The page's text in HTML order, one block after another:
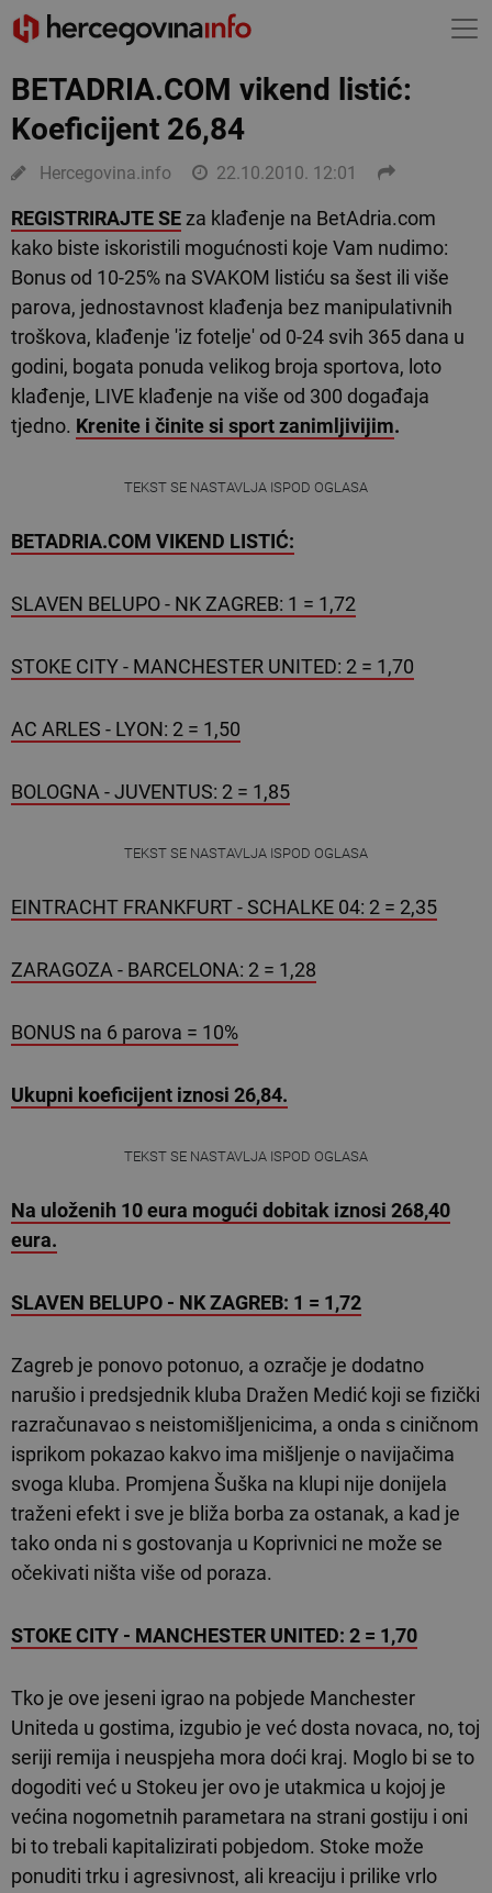
BETADRIA.COM vikend listić:
Koeficijent 26,84
Hercegovina.info 22.10.2010. 12:01
REGISTRIRAJTE SE za klađenje na BetAdria.com
kako biste iskoristili mogućnosti koje Vam nudimo:
Bonus od 10-25% na SVAKOM listiću sa šest ili više
parova, jednostavnost klađenja bez manipulativnih
troškova, klađenje 'iz fotelje' od 0-24 svih 365 dana u
godini, bogata ponuda velikog broja sportova, loto
klađenje, LIVE klađenje na više od 300 događaja
tjedno. Krenite i činite si sport zanimljivijim.
TEKST SE NASTAVLJA ISPOD OGLASA
BETADRIA.COM VIKEND LISTIĆ:
SLAVEN BELUPO - NK ZAGREB: 1 = 1,72
STOKE CITY - MANCHESTER UNITED: 2 = 1,70
AC ARLES - LYON: 2 = 1,50
BOLOGNA - JUVENTUS: 2 = 1,85
TEKST SE NASTAVLJA ISPOD OGLASA
EINTRACHT FRANKFURT - SCHALKE 04: 2 = 2,35
ZARAGOZA - BARCELONA: 2 = 1,28
BONUS na 6 parova = 10%
Ukupni koeficijent iznosi 26,84.
TEKST SE NASTAVLJA ISPOD OGLASA
Na uloženih 10 eura mogući dobitak iznosi 268,40
eura.
SLAVEN BELUPO - NK ZAGREB: 1 = 1,72
Zagreb je ponovo potonuo, a ozračje je dodatno
narušio i predsjednik kluba Dražen Medić koji se fizički
razračunavao s neistomišljenicima, a onda s ciničnom
isprikom pokazao kakvo ima mišljenje o navijačima
svoga kluba. Promjena Šuška na klupi nije donijela
traženi efekt i sve je bliža borba za ostanak, a kad je
tako onda ni s gostovanja u Koprivnici ne može se
očekivati ništa više od poraza.
STOKE CITY - MANCHESTER UNITED: 2 = 1,70
Tko je ove jeseni igrao na pobjede Manchester
Uniteda u gostima, izgubio je već dosta novaca, no, toj
seriji remija i neuspjeha mora doći kraj. Moglo bi se to
dogoditi već u Stokeu jer ovo je utakmica u kojoj je
većina nogometnih parametara na strani gostiju i oni
bi to trebali kapitalizirati pobjedom. Stoke može
ponuditi trku i agresivnost, ali kreaciju i prilike vrlo